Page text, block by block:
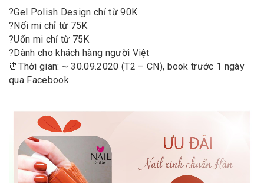
?Gel Polish Design chỉ từ 90K
?Nối mi chỉ từ 75K
?Uốn mi chỉ từ 75K
?Dành cho khách hàng người Việt
⏰Thời gian: ~ 30.09.2020 (T2 – CN), book trước 1 ngày
qua Facebook.